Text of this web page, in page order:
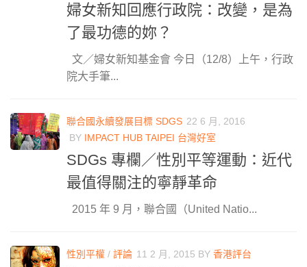
婦女新知回應行政院：改變，是為
了最功德的妳？
文／婦女新知基金會 今日（12/8）上午，行政
院大手筆...
聯合國永續發展目標 SDGS 22 6 月, 2016
BY IMPACT HUB TAIPEI 台灣好室
SDGs 專欄／性別平等運動：近代
最值得關注的寧靜革命
2015 年 9 月，聯合國（United Natio...
性別平權 / 評論 11 2 月, 2015 BY 香港評台